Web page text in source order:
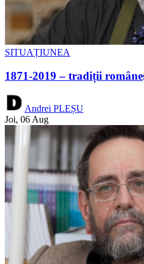
SITUAȚIUNEA
1871-2019 – tradiții
Andrei PLEȘU
Joi, 06 Aug